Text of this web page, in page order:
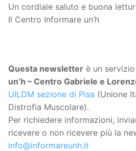
Un cordiale saluto e buona
Il Centro Informare un’h
Questa newsletter è un
un’h – Centro Gabriele e
UILDM sezione di Pisa (Unione
Distrofia Muscolare).
Per richiedere informazioni,
ricevere o non ricevere più la
info@informareunh.it